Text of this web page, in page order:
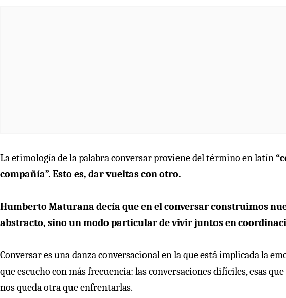
La etimología de la palabra conversar proviene del término en latín
compañía”. Esto es, dar vueltas con otro.
Humberto Maturana decía que en el conversar construimos
abstracto, sino un modo particular de vivir juntos en
Conversar es una danza conversacional en la que está implicada la
que escucho con más frecuencia: las conversaciones difíciles, esas
nos queda otra que enfrentarlas.